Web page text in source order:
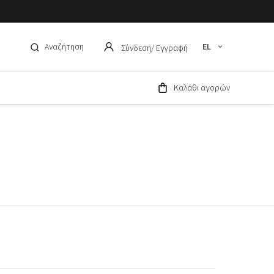
Αναζήτηση Σύνδεση/ Εγγραφή EL
Καλάθι αγορών